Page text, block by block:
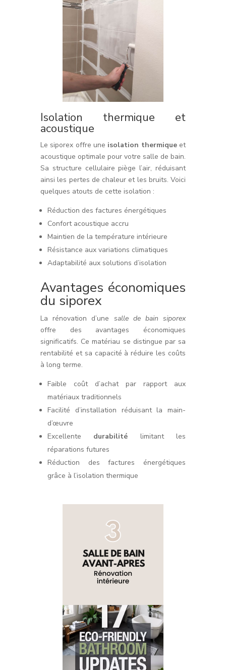
Isolation thermique et
acoustique
Le siporex offre une isolation thermiqueet
acoustique optimale pour votre salle de bain.
Sa structure cellulaire piège l’air, réduisant
ainsi les pertes de chaleur et les bruits. Voici
quelques atouts de cette isolation :
Réduction des factures énergétiques
Confort acoustique accru
Maintien de la température intérieure
Résistance aux variations climatiques
Adaptabilité aux solutions d’isolation
Avantages économiques
du siporex
La rénovation d’une salle de bain siporex
offre des avantages économiques
significatifs. Ce matériau se distingue par sa
rentabilité et sa capacité à réduire les coûts
à long terme.
Faible coût d’achat par rapport aux
matériaux traditionnels
Facilité d’installation réduisant la main-
d’œuvre
Excellente durabilité limitant les
réparations futures
Réduction des factures énergétiques
grâce à l’isolation thermique